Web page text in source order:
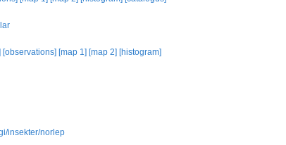
[observations] [map 1] [map 2] [histogram]
insekter/norlep